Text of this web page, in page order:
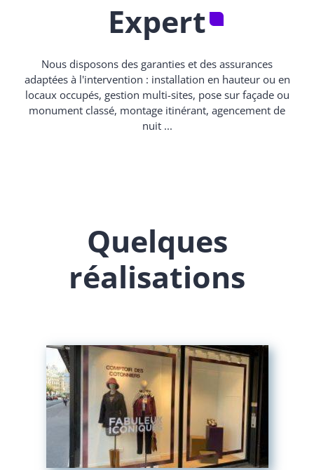
Expert
Nous disposons des garanties et des assurances
adaptées à l'intervention : installation en hauteur ou en
locaux occupés, gestion multi-sites, pose sur façade ou
monument classé, montage itinérant, agencement de
nuit ...
Quelques
réalisations